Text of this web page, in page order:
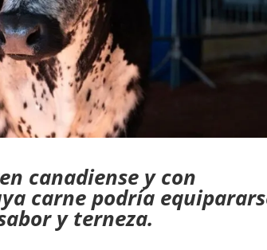
canadiense y con
carne podría
y terneza.